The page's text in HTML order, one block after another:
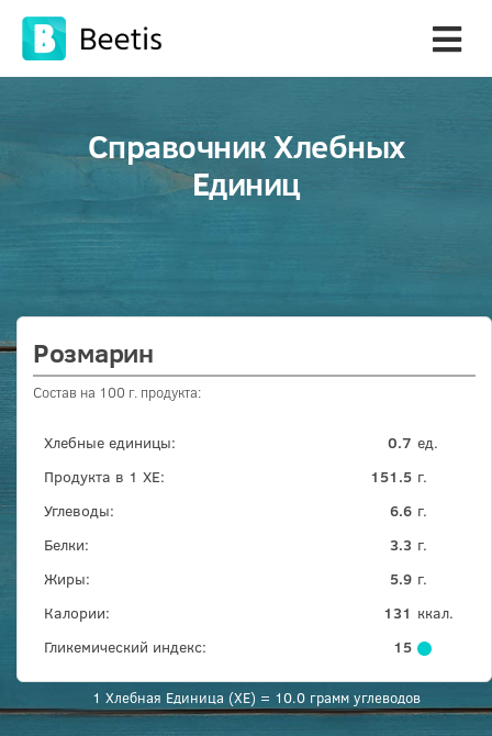
Справочник Хлебных
Единиц
Розмарин
Состав на 100 г. продукта:
Хлебные единицы: ед.
0.7
Продукта в 1 ХЕ:
г.
151.5
Углеводы:
г.
6.6
Белки:
г.
3.3
Жиры:
г.
5.9
Калории:
ккал.
131
Гликемический индекс:
15
1 Хлебная Единица (ХЕ) = 10.0 грамм углеводов